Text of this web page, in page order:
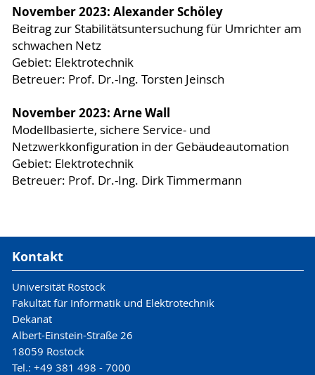
November 2023: Alexander Schöley
Beitrag zur Stabilitätsuntersuchung für Umrichter am
schwachen Netz
Gebiet: Elektrotechnik
Betreuer: Prof. Dr.-Ing. Torsten Jeinsch
November 2023: Arne Wall
Modellbasierte, sichere Service- und
Netzwerkkonfiguration in der Gebäudeautomation
Gebiet: Elektrotechnik
Betreuer: Prof. Dr.-Ing. Dirk Timmermann
Kontakt
Universität Rostock
Fakultät für Informatik und Elektrotechnik
Dekanat
Albert-Einstein-Straße 26
18059 Rostock
Tel.: +49 381 498 - 7000